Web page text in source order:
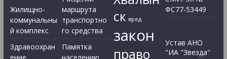
Жилищно-
коммунальны
й комплекс
Здравоохран
маршрута
транспортно
го средства
Памятка
ск вред
закон
право
ФС77-53449
Устав АНО
"ИА "Звезда"